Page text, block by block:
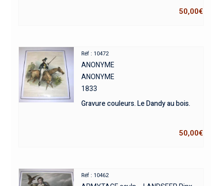
50,00€
Réf : 10472
ANONYME
ANONYME
1833
Gravure couleurs. Le Dandy au bois.
50,00€
Réf : 10462